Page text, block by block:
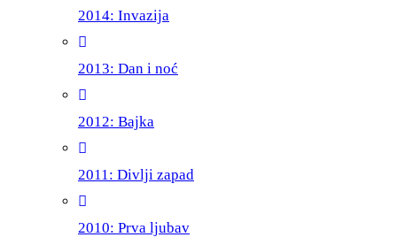
2014: Invazija
2013: Dan i noć
2012: Bajka
2011: Divlji zapad
2010: Prva ljubav